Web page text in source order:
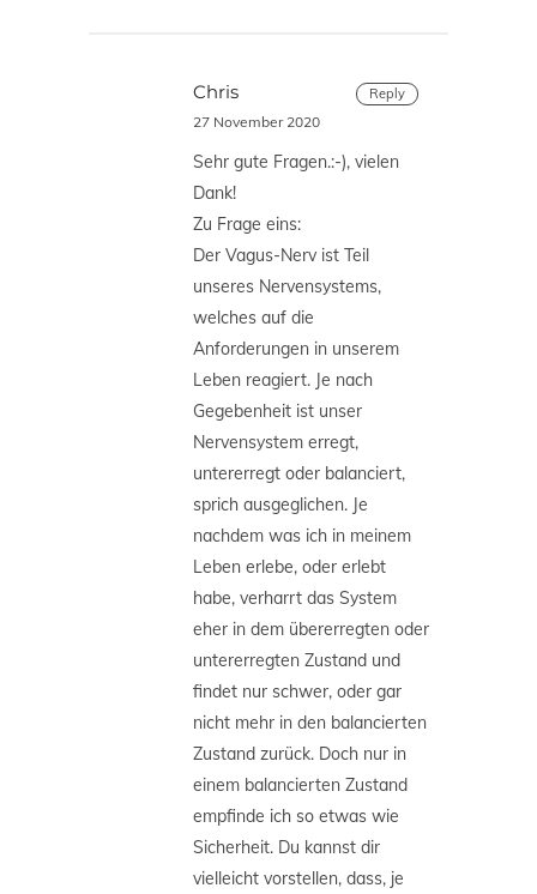
Reply
Chris
27 November 2020
Sehr gute Fragen.:-), vielen
Dank!
Zu Frage eins:
Der Vagus-Nerv ist Teil
unseres Nervensystems,
welches auf die
Anforderungen in unserem
Leben reagiert. Je nach
Gegebenheit ist unser
Nervensystem erregt,
untererregt oder balanciert,
sprich ausgeglichen. Je
nachdem was ich in meinem
Leben erlebe, oder erlebt
habe, verharrt das System
eher in dem übererregten oder
untererregten Zustand und
findet nur schwer, oder gar
nicht mehr in den balancierten
Zustand zurück. Doch nur in
einem balancierten Zustand
empfinde ich so etwas wie
Sicherheit. Du kannst dir
vielleicht vorstellen, dass, je